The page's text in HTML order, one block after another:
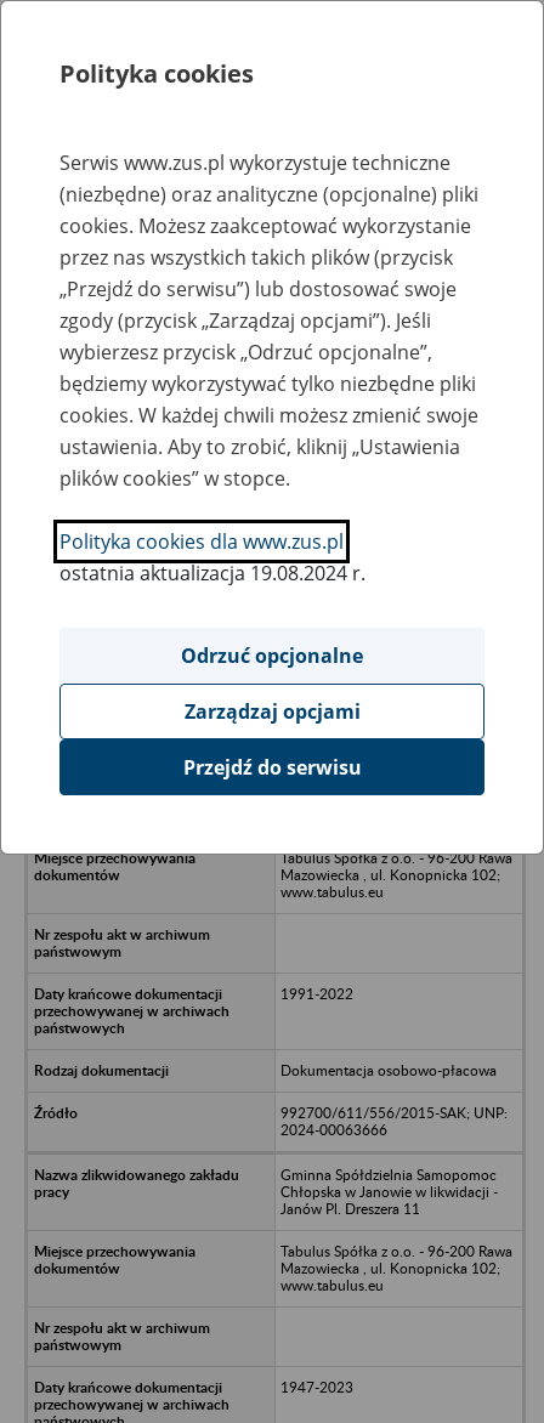
Rejestry, ewidencje i archiwa
Baza zlikwidowanych lub
przekształconych zakładów pracy
Nazwa zakładu pracy:
SZUKAJ
Ukryj wszystkie pozycje bazy
Rolnicza Spółdzielnia Produkcyjna w
Tabulus Spółka z o.o. - 96-200 Rawa
Mazowiecka , ul. Konopnicka 102;
www.tabulus.eu
1991-2022
Dokumentacja osobowo-płacowa
992700/611/556/2015-SAK; UNP:
2024-00063666
Gminna Spółdzielnia Samopomoc
Chłopska w Janowie w likwidacji -
Janów Pl. Dreszera 11
Tabulus Spółka z o.o. - 96-200 Rawa
Mazowiecka , ul. Konopnicka 102;
www.tabulus.eu
1947-2023
Polityka cookies
Serwis www.zus.pl wykorzystuje techniczne
(niezbędne) oraz analityczne (opcjonalne) pliki
cookies. Możesz zaakceptować wykorzystanie
przez nas wszystkich takich plików (przycisk
„Przejdź do serwisu”) lub dostosować swoje
zgody (przycisk „Zarządzaj opcjami”). Jeśli
wybierzesz przycisk „Odrzuć opcjonalne”,
będziemy wykorzystywać tylko niezbędne pliki
cookies. W każdej chwili możesz zmienić swoje
ustawienia. Aby to zrobić, kliknij „Ustawienia
plików cookies” w stopce.
Polityka cookies dla www.zus.pl
ostatnia aktualizacja 19.08.2024 r.
Odrzuć opcjonalne
Zarządzaj opcjami
Przejdź do serwisu